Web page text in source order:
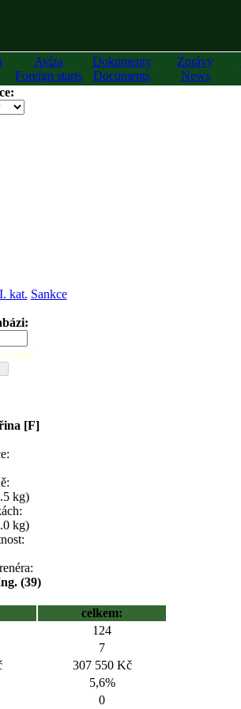
Avíza
Foreign starts
Dokumenty
Documents
Zprávy
News
kat. Sankce
znaky
[F]
kg)
kg)
(39)
celkem:
124
7
307 550 Kč
5,6%
0